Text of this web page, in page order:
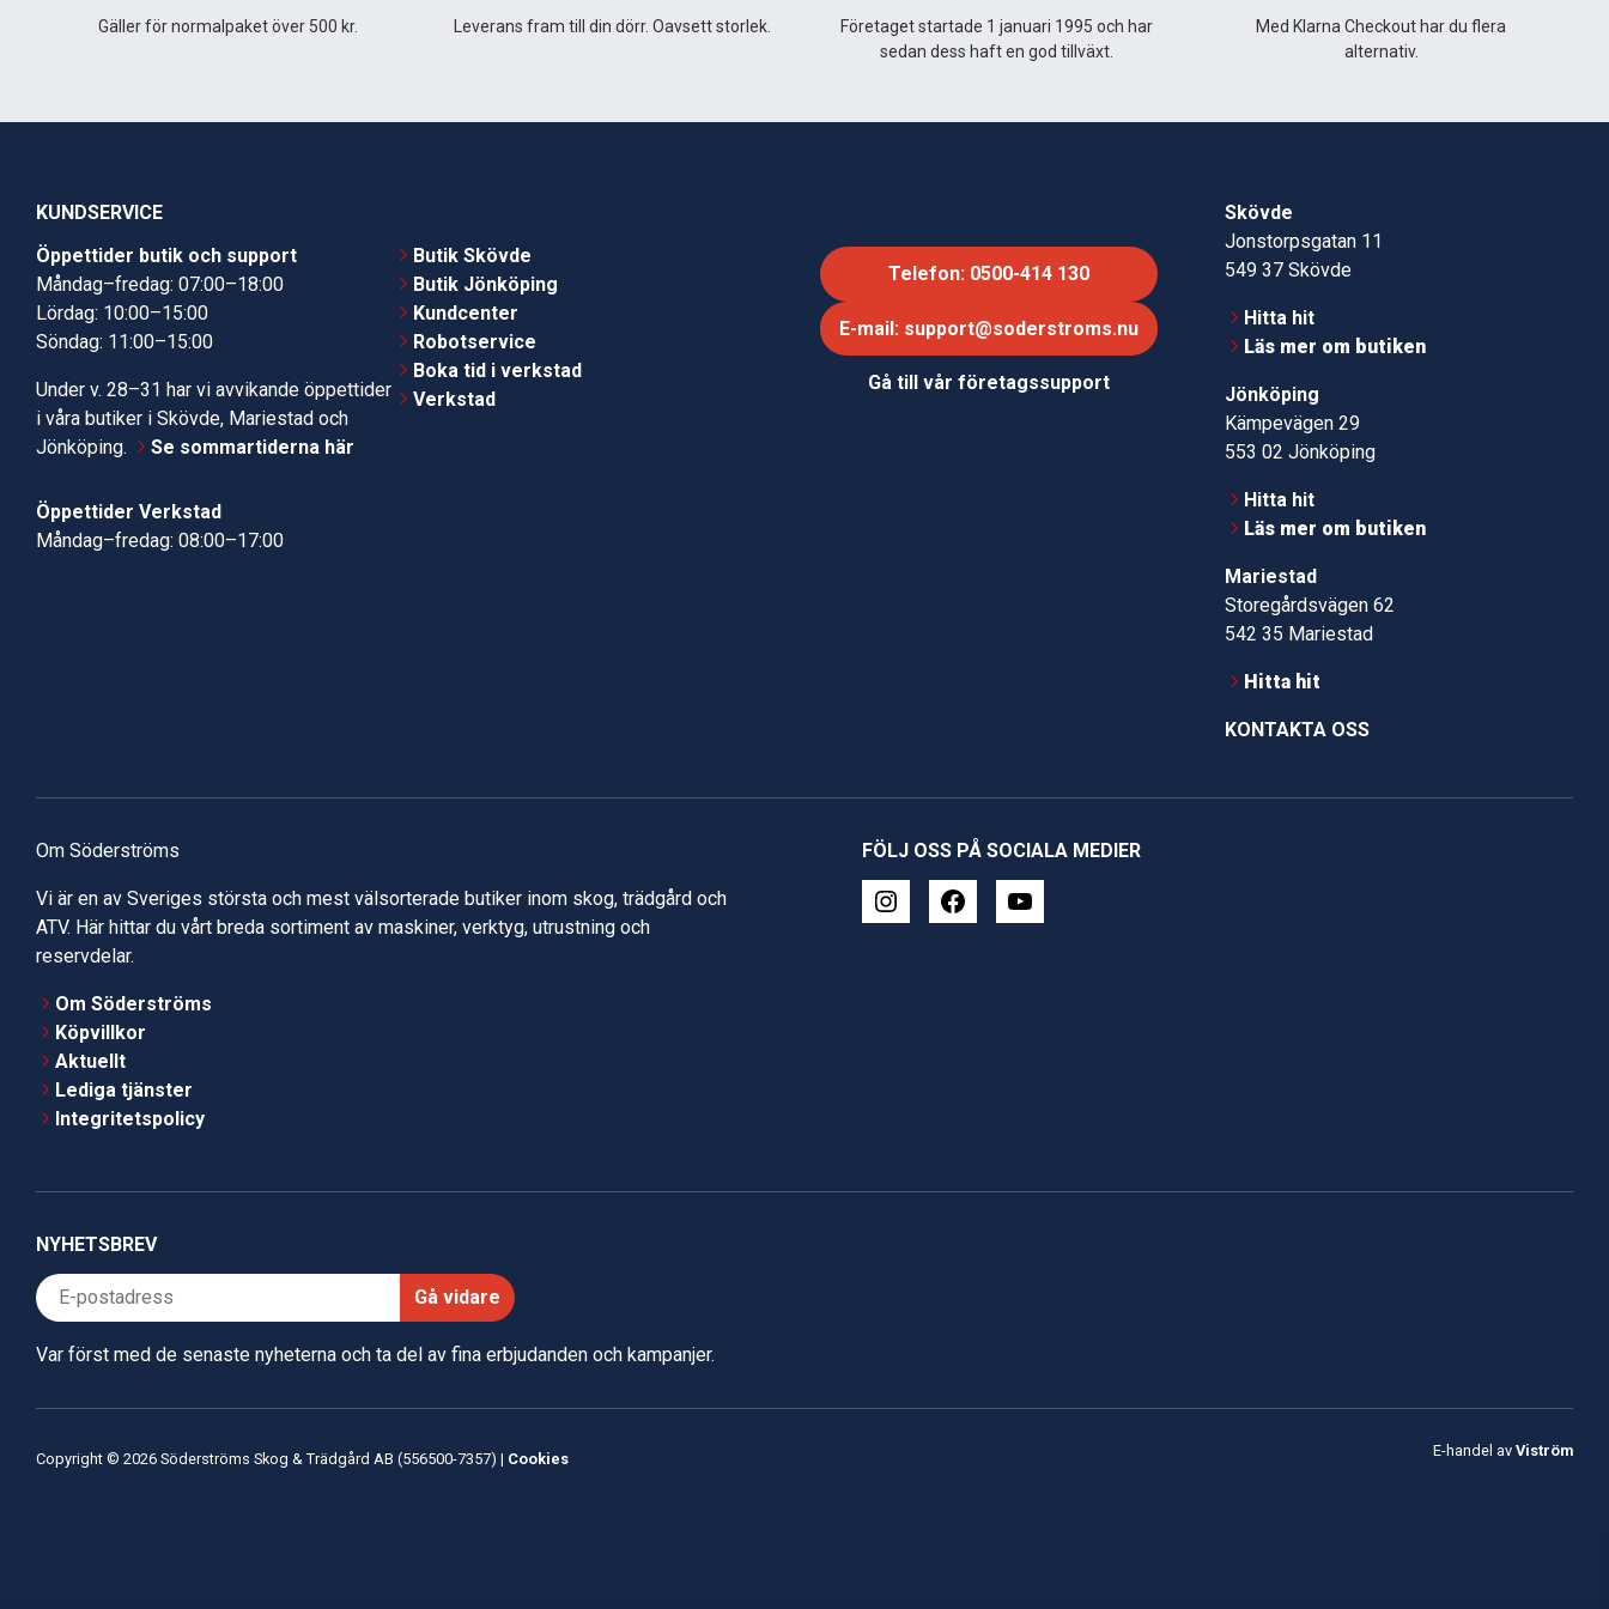
Gäller för normalpaket över 500 kr. Leverans fram till din dörr. Oavsett storlek.
Företaget startade 1 januari 1995 och har
sedan dess haft en god tillväxt.
Med Klarna Checkout har du flera
alternativ.
KUNDSERVICE
Öppettider butik och support
Måndag–fredag: 07:00–18:00
Lördag: 10:00–15:00
Söndag: 11:00–15:00
Under v. 28–31 har vi avvikande öppettider
i våra butiker i Skövde, Mariestad och
Jönköping.
Se sommartiderna här
Öppettider Verkstad
Måndag–fredag: 08:00–17:00
Butik Skövde
Butik Jönköping
Kundcenter
Robotservice
Boka tid i verkstad
Verkstad
Telefon: 0500-414 130
E-mail: support@soderstroms.nu
Gå till vår företagssupport
Skövde
Jonstorpsgatan 11
549 37 Skövde
Hitta hit
Läs mer om butiken
Jönköping
Kämpevägen 29
553 02 Jönköping
Hitta hit
Läs mer om butiken
Mariestad
Storegårdsvägen 62
542 35 Mariestad
Hitta hit
KONTAKTA OSS
Om Söderströms
Vi är en av Sveriges största och mest välsorterade butiker inom skog, trädgård och
ATV. Här hittar du vårt breda sortiment av maskiner, verktyg, utrustning och
reservdelar.
Om Söderströms
Köpvillkor
Aktuellt
Lediga tjänster
Integritetspolicy
FÖLJ OSS PÅ SOCIALA MEDIER
NYHETSBREV
Gå vidare
Var först med de senaste nyheterna och ta del av fina erbjudanden och kampanjer.
Copyright © 2026 Söderströms Skog & Trädgård AB (556500-7357) | Cookies E-handel av Viström